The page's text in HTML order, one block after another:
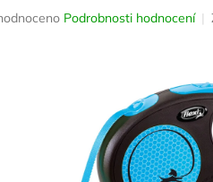
Podrobnosti hodnocení